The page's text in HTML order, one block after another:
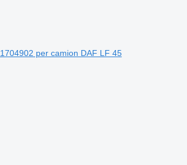
per camion DAF LF 45